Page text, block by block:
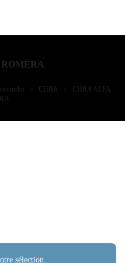
turbo CHRA
CHRA ALFA
sélection.